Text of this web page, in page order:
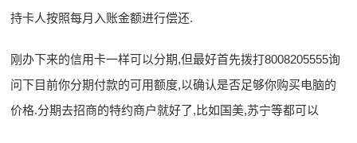
持卡人按照每月入账金额进行偿还.
刚办下来的信用卡一样可以分期,但最好首先拨打8008205555询
问下目前你分期付款的可用额度,以确认是否足够你购买电脑的
价格.分期去招商的特约商户就好了,比如国美,苏宁等都可以